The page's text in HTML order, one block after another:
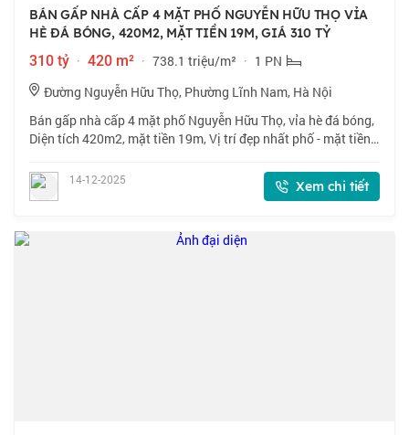
BÁN GẤP NHÀ CẤP 4 MẶT PHỐ NGUYỄN HỮU THỌ VỈA
HÈ ĐÁ BÓNG, 420M2, MẶT TIỀN 19M, GIÁ 310 TỶ
310 tỷ · 420 m² · 738.1 triệu/m² · 1 PN
Đường Nguyễn Hữu Thọ, Phường Lĩnh Nam, Hà Nội
Bán gấp nhà cấp 4 mặt phố Nguyễn Hữu Thọ, vỉa hè đá bóng,
Diện tích 420m2, mặt tiền 19m, Vị trí đẹp nhất phố - mặt tiền
đắc địa nhất14-12-2025 Xem chi tiết